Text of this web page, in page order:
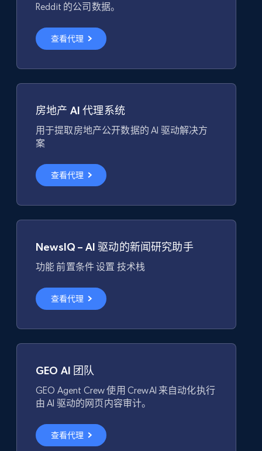
Reddit 的公司数据。
查看代理
房地产 AI 代理系统
用于提取房地产公开数据的 AI 驱动解决方
案
查看代理
NewsIQ – AI 驱动的新闻研究助手
功能 前置条件 设置 技术栈
查看代理
GEO AI 团队
GEO Agent Crew 使用 CrewAI 来自动化执行
由 AI 驱动的网页内容审计。
查看代理